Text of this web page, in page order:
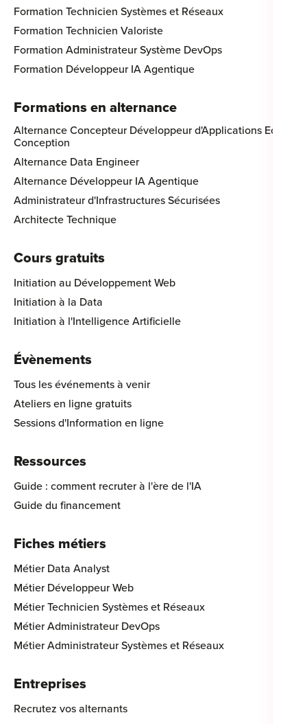
Formation Technicien Systèmes et Réseaux
Formation Technicien Valoriste
Formation Administrateur Système DevOps
Formation Développeur IA Agentique
Formations en alternance
Alternance Concepteur Développeur d'Applications Eco-
Conception
Alternance Data Engineer
Alternance Développeur IA Agentique
Administrateur d'Infrastructures Sécurisées
Architecte Technique
Cours gratuits
Initiation au Développement Web
Initiation à la Data
Initiation à l'Intelligence Artificielle
Évènements
Tous les événements à venir
Ateliers en ligne gratuits
Sessions d'Information en ligne
Ressources
Guide : comment recruter à l'ère de l'IA
Guide du financement
Fiches métiers
Métier Data Analyst
Métier Développeur Web
Métier Technicien Systèmes et Réseaux
Métier Administrateur DevOps
Métier Administrateur Systèmes et Réseaux
Entreprises
Recrutez vos alternants